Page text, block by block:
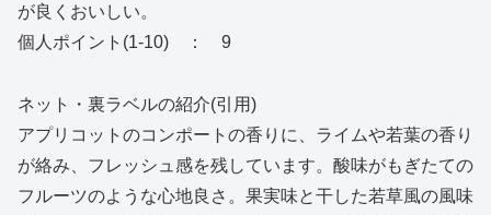
が良くおいしい。
個人ポイント(1-10) ： 9
ネット・裏ラベルの紹介(引用)
アプリコットのコンポートの香りに、ライムや若葉の香り
が絡み、フレッシュ感を残しています。酸味がもぎたての
フルーツのような心地良さ。果実味と干した若草風の風味